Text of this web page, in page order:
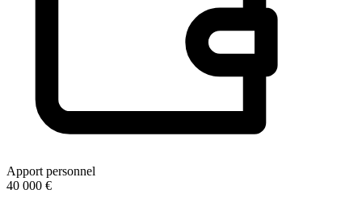
Apport personnel
40 000 €